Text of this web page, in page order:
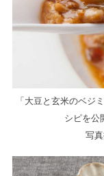
「大豆と玄米のベジ
シピを公
写